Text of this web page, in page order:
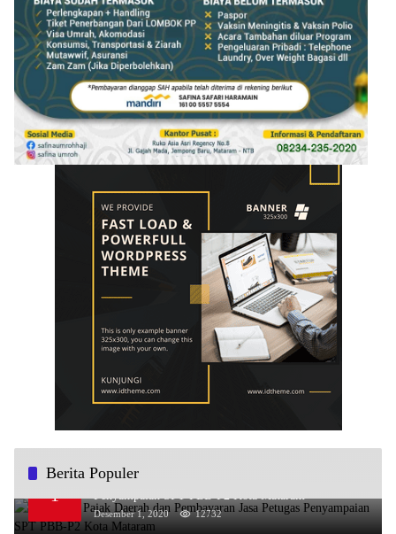
Berita Populer
1
Sosialisasi Pajak Daerah dan Pembayaran Jasa Petugas
Desember 1, 2020 12732